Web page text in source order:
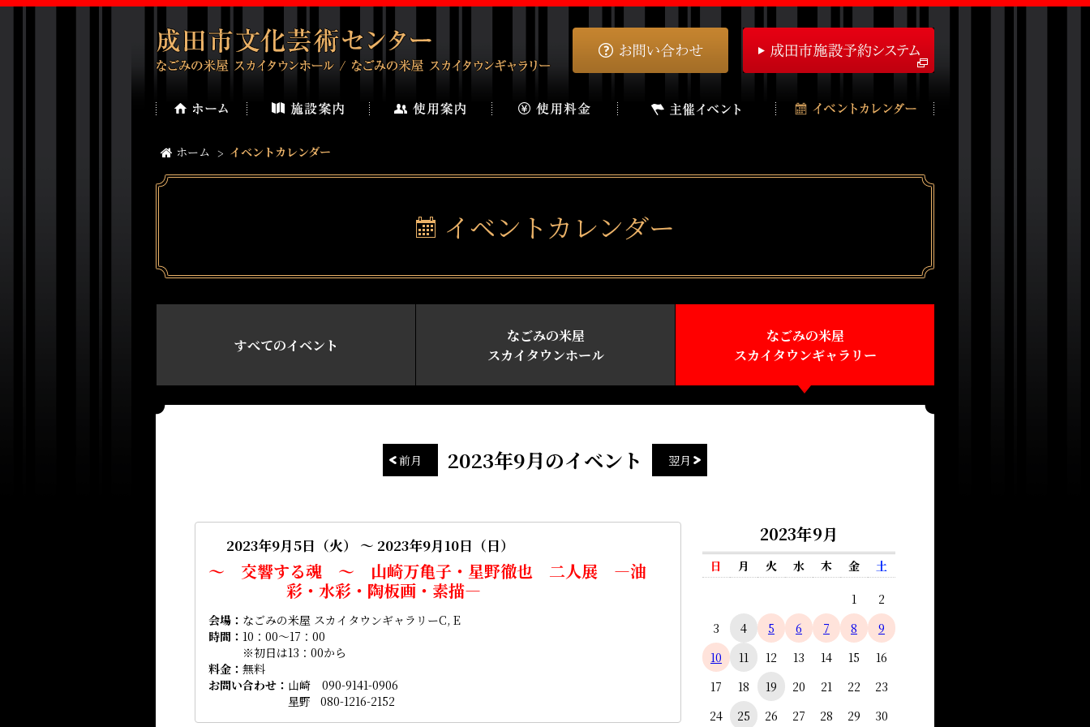
ホーム イベントカレンダー
イベントカレンダー
すべてのイベント
なごみの米屋
スカイタウンホール
なごみの米屋
スカイタウンギャラリー
前月 2023年9月のイベント 翌月
2023年9月5日（火） ～ 2023年9月10日（日）
～ 交響する魂 ～ 山崎万亀子・星野徹也 二人展 ―油
彩・水彩・陶板画・素描―
会場
なごみの米屋 スカイタウンギャラリーC, E
時間
10：00～17：00
※初日は13：00から
料金
無料
お問い合わせ
山崎 090-9141-0906
星野 080-1216-2152
2023年9月
日 月 火 水 木 金 土
1
2
3
4 5 6 7 8
9
10
11 12 13 14 15
16
17
18 19 20 21 22
23
24
25 26 27 28 29 30